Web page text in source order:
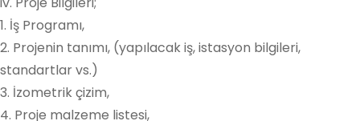
1. İş Programı,
2. Projenin tanımı, (yapılacak iş, istasyon bilgileri,
standartlar vs.)
3. İzometrik çizim,
4. Proje malzeme listesi,